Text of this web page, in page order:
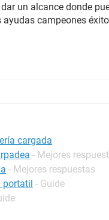
un alcance donde
campeones
cargada
- Mejores
- Mejores respuestas
portatil - Guide